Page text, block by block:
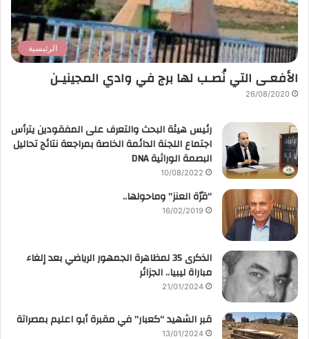
الرئيسية
الأفعـى التي نُصـب لها برج في وادي المجينيـن
26/08/2020
رئيس هيئة البحث والتعرف على المفقودين يترأس
اجتماع اللجنة الدائمة الخاصة بمراجعة نتائج تحاليل
البصمة الوراثية DNA
10/08/2022
“قرّة العنز” وماحولها..
16/02/2019
الذكرى 35 لمظاهرة الجمهور الرياضي بعد إلغاء
مباراة ليبيا.. الجزائر
21/01/2024
قبر الشهيد “كعبار” في مقبرة أبو اعليم بمصراتة
13/01/2024